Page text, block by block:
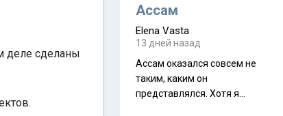
деле сделаны
Ассам
Elena Vasta
13 дней назад
Ассам оказался совсем не
таким, каким он
представлялся. Хотя я